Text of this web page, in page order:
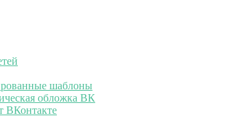
шаблоны
обложка ВК
ВКонтакте